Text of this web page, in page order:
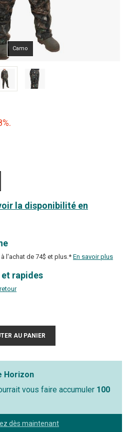
Camo
la disponibilité en
l'achat de 74$ et plus.* En savoir plus
rapides
Horizon
vous faire accumuler 100
dès maintenant